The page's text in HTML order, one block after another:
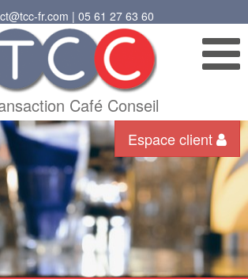
fr.com | 05 61 27 63 60
Café Conseil
Espace client